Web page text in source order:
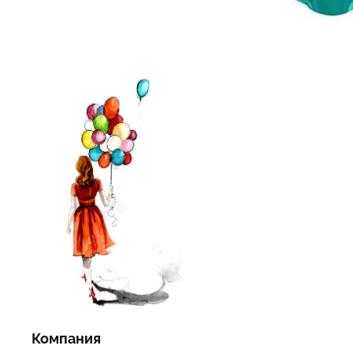
Компания